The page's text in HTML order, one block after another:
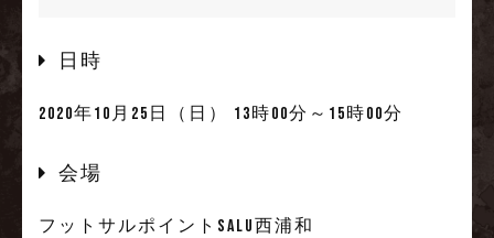
日時
2020年10月25日（日） 13時00分～15時00分
会場
フットサルポイントSALU西浦和